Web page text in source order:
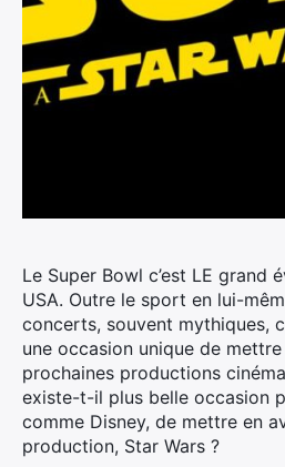
Le Super Bowl c’est LE grand
USA. Outre le sport en lui-
concerts, souvent mythiques,
une occasion unique de
prochaines productions
existe-t-il plus belle occasion
comme Disney, de mettre en
production, Star Wars ?